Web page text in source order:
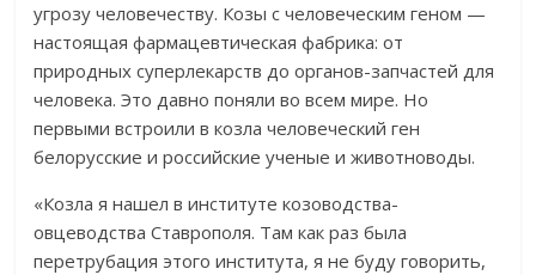
угрозу человечеству. Козы с человеческим геном —
настоящая фармацевтическая фабрика: от
природных суперлекарств до органов-запчастей для
человека. Это давно поняли во всем мире. Но
первыми встроили в козла человеческий ген
белорусские и российские ученые и животноводы.
«Козла я нашел в институте козоводства-
овцеводства Ставрополя. Там как раз была
перетрубация этого института, я не буду говорить,